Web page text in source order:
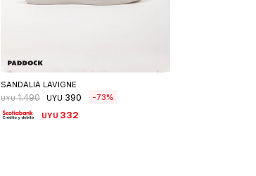
SANDALIA LAVIGNE
UYU 1.490 UYU 390 73
UYU 332